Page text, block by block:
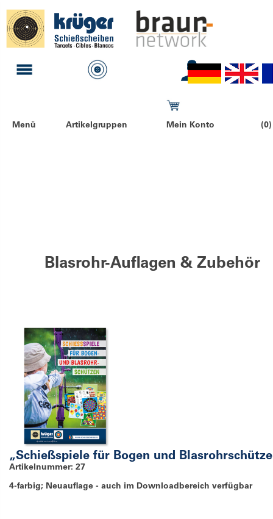
Menü Artikelgruppen Mein Konto
Blasrohr-Auflagen & Zubehör
„Schießspiele für Bogen und
Artikelnummer: 27
4-farbig; Neuauflage - auch im Downloadbereich verfügbar